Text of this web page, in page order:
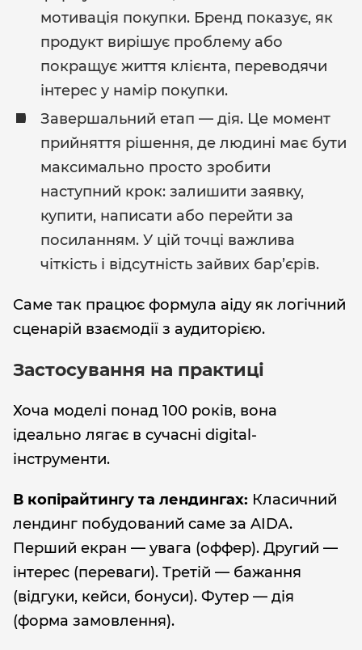
мотивація покупки. Бренд показує, як
продукт вирішує проблему або
покращує життя клієнта, переводячи
інтерес у намір покупки.
Завершальний етап — дія. Це момент
прийняття рішення, де людині має бути
максимально просто зробити
наступний крок: залишити заявку,
купити, написати або перейти за
посиланням. У цій точці важлива
чіткість і відсутність зайвих бар’єрів.
Саме так працює формула аіду як логічний
сценарій взаємодії з аудиторією.
Застосування на практиці
Хоча моделі понад 100 років, вона
ідеально лягає в сучасні digital-
інструменти.
В копірайтингу та лендингах: Класичний
лендинг побудований саме за AIDA.
Перший екран — увага (оффер). Другий —
інтерес (переваги). Третій — бажання
(відгуки, кейси, бонуси). Футер — дія
(форма замовлення).